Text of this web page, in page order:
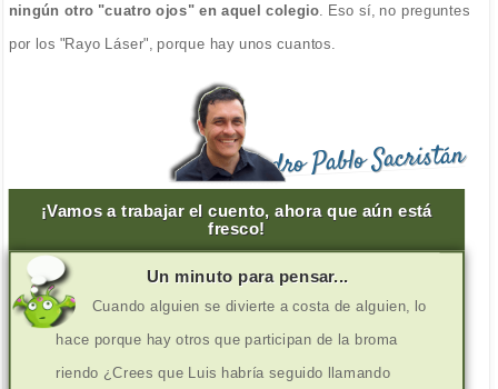
ningún otro "cuatro ojos" en aquel colegio . Eso sí, no preguntes
por los "Rayo Láser", porque hay unos cuantos.
Pedro Pablo Sacristán
¡Vamos a trabajar el cuento, ahora que aún está
fresco!
Un minuto para pensar...
Cuando alguien se divierte a costa de alguien, lo
hace porque hay otros que participan de la broma
riendo ¿Crees que Luis habría seguido llamando